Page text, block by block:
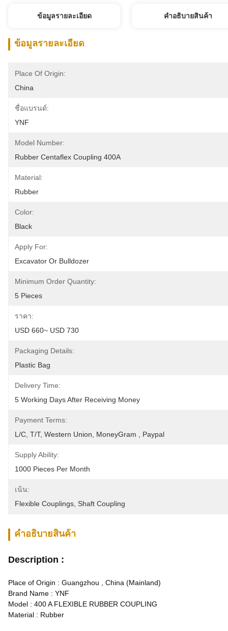
ข้อมูลรายละเอียด คําอธิบายสินค้า
ข้อมูลรายละเอียด
Place Of Origin:
China
ชื่อแบรนด์:
YNF
Model Number:
Rubber Centaflex Coupling 400A
Material:
Rubber
Color:
Black
Apply For:
Excavator Or Bulldozer
Minimum Order Quantity:
5 Pieces
ราคา:
USD 660~ USD 730
Packaging Details:
Plastic Bag
Delivery Time:
5 Working Days After Receiving Money
Payment Terms:
L/C, T/T, Western Union, MoneyGram , Paypal
Supply Ability:
1000 Pieces Per Month
เน้น:
Flexible Couplings Shaft Coupling
คําอธิบายสินค้า
Description :
Place of Origin : Guangzhou , China (Mainland)
Brand Name : YNF
Model : 400 A FLEXIBLE RUBBER COUPLING
Material : Rubber